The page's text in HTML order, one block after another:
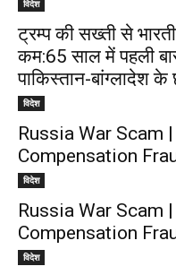
विदेश
ट्रम्प की सख्ती से
कम:65 साल में पहली
पाकिस्तान-बांग्लादेश के
विदेश
Russia War Scam
Compensation
विदेश
Russia War Scam
Compensation
विदेश